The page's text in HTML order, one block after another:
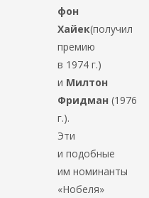
фон
Хайек(получил
премию
в 1974 г.)
и Милтон
Фридман (1976
г.).
Эти
и подобные
им номинанты
«Нобеля»